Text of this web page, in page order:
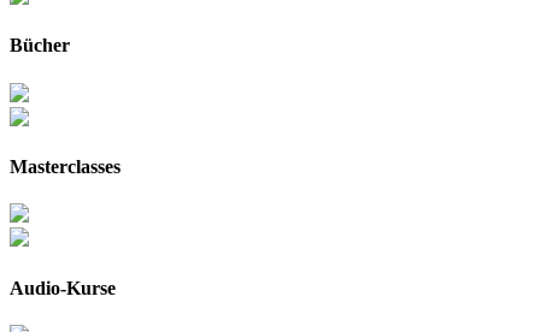
Bücher
Masterclasses
Audio-Kurse